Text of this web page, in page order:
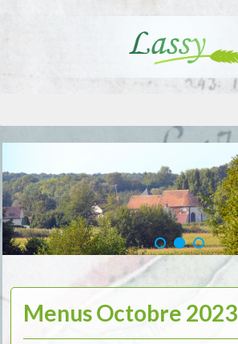
Menus Octobre 2023